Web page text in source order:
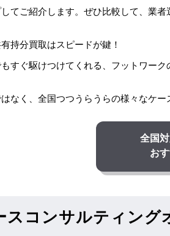
てご紹介します。ぜひ比較して、業者
持分買取はスピードが鍵！
すぐ駆けつけてくれる、フットワーク
なく、全国つつうらうらの様々なケ
全国
お
スコンサルティング